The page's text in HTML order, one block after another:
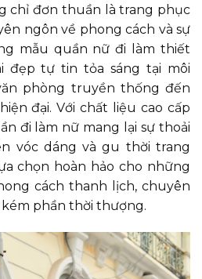
chỉ đơn thuần là trang phục
ngôn về phong cách và sự
mẫu quần nữ đi làm thiết
đẹp tự tin tỏa sáng tại môi
phòng truyền thống đến
đại. Với chất liệu cao cấp
đi làm nữ mang lại sự thoải
vóc dáng và gu thời trang
chọn hoàn hảo cho những
cách thanh lịch, chuyên
phần thời thượng.